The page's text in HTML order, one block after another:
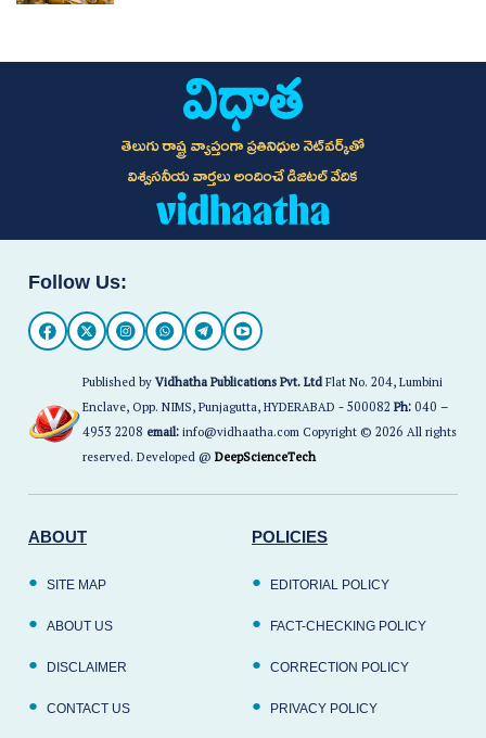
తెలుగు రాష్ట్ర వ్యాప్తంగా ప్రతినిధుల నెట్‌వర్క్‌తో
విశ్వసనీయ వార్తలు అందించే డిజిటల్ వేదిక
Follow Us:
Published byVidhatha Publications Pvt. LtdFlat No. 204, Lumbini
Enclave, Opp. NIMS, Punjagutta, HYDERABAD - 500082Ph:040 –
4953 2208 email:info@vidhaatha.com Copyright © 2026 All rights
reserved. Developed @DeepScienceTech
ABOUT
SITE MAP
ABOUT US
DISCLAIMER
CONTACT US
POLICIES
EDITORIAL POLICY
FACT-CHECKING POLICY
CORRECTION POLICY
PRIVACY POLICY